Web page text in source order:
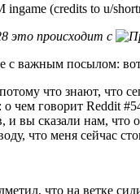
ingame (credits to u/
это происходит с
с важным посылом:
что знают, что
вы сказали нам, что
что меня сейчас
что на ветке